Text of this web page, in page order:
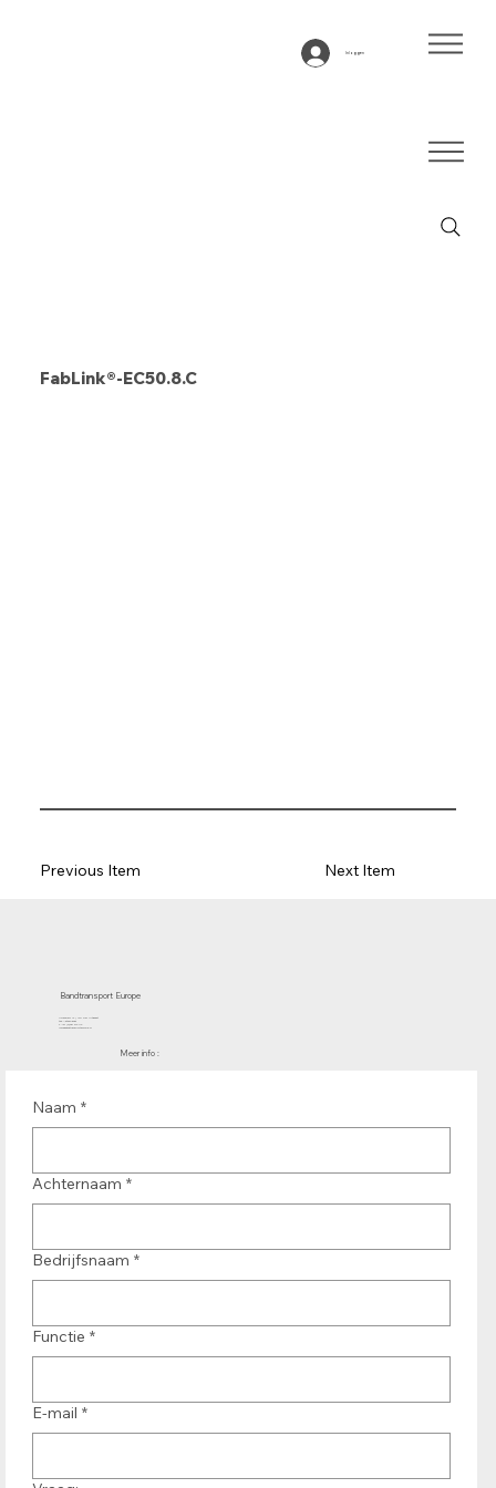
Inloggen
FabLink®-EC50.8.C
Next Item
Previous Item
Bandtransport Europe
Meer info :
Naam *
Achternaam *
Bedrijfsnaam *
Functie *
E-mail *